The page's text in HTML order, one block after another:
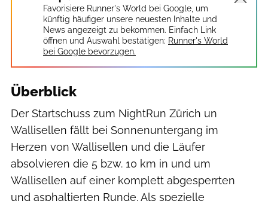
Favorisiere Runner's World bei Google, um
künftig häufiger unsere neuesten Inhalte und
News angezeigt zu bekommen. Einfach Link
öffnen und Auswahl bestätigen: Runner's World
bei Google bevorzugen.
Überblick
Der Startschuss zum NightRun Zürich un
Wallisellen fällt bei Sonnenuntergang im
Herzen von Wallisellen und die Läufer
absolvieren die 5 bzw. 10 km in und um
Wallisellen auf einer komplett abgesperrten
und asphaltierten Runde. Als spezielle